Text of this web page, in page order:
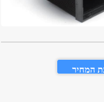
המחיר